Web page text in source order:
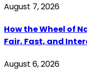
August 7, 2026
How the Wheel of
Fair, Fast, and
August 6, 2026